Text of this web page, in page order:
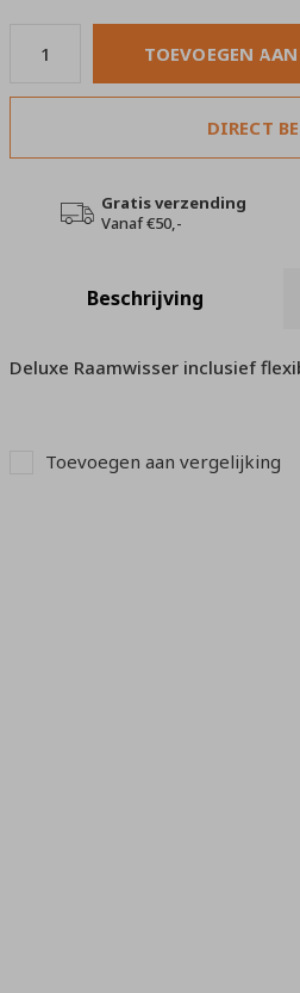
TOEVOEGEN
DIRECT
Gratis verzending
Vanaf €50,-
Beschrijving
Deluxe Raamwisser inclusief
Toevoegen aan vergelijking